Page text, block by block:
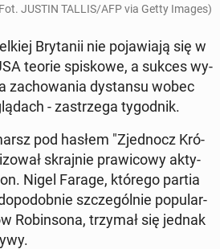
JUSTIN TALLIS/AFP via Getty Images)
Bry­ta­nii nie po­ja­wia­ją się w
teorie spi­sko­we, a sukces wy­
za­cho­wa­nia dy­stan­su wobec
- za­strze­ga ty­go­dnik.
pod hasłem "Zjed­nocz Kró­
skraj­nie pra­wi­co­wy ak­ty­
Nigel Farage, którego partia
szcze­gól­nie po­pu­lar­
Ro­bin­so­na, trzymał się jednak